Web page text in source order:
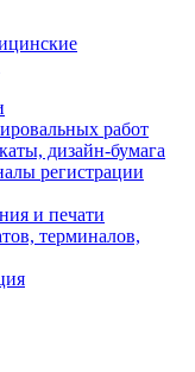
работ
дизайн-бумага
регистрации
и печати
терминалов,